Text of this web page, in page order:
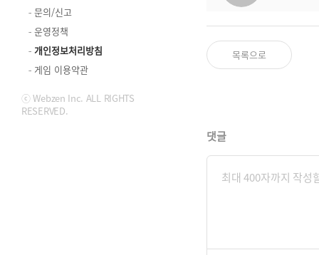
문의/신고
운영정책
개인정보처리방침
게임 이용약관
ⓒ Webzen Inc. ALL RIGHTS
RESERVED.
목록으로
댓글